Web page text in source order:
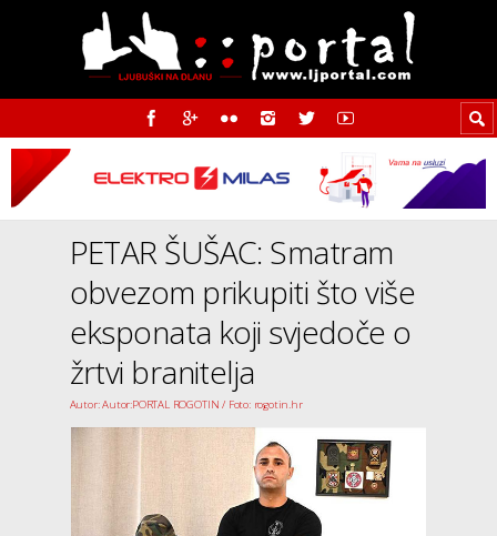
PETAR ŠUŠAC: Smatram
obvezom prikupiti što više
eksponata koji svjedoče o
žrtvi branitelja
Autor: Autor:PORTAL ROGOTIN / Foto: rogotin.hr